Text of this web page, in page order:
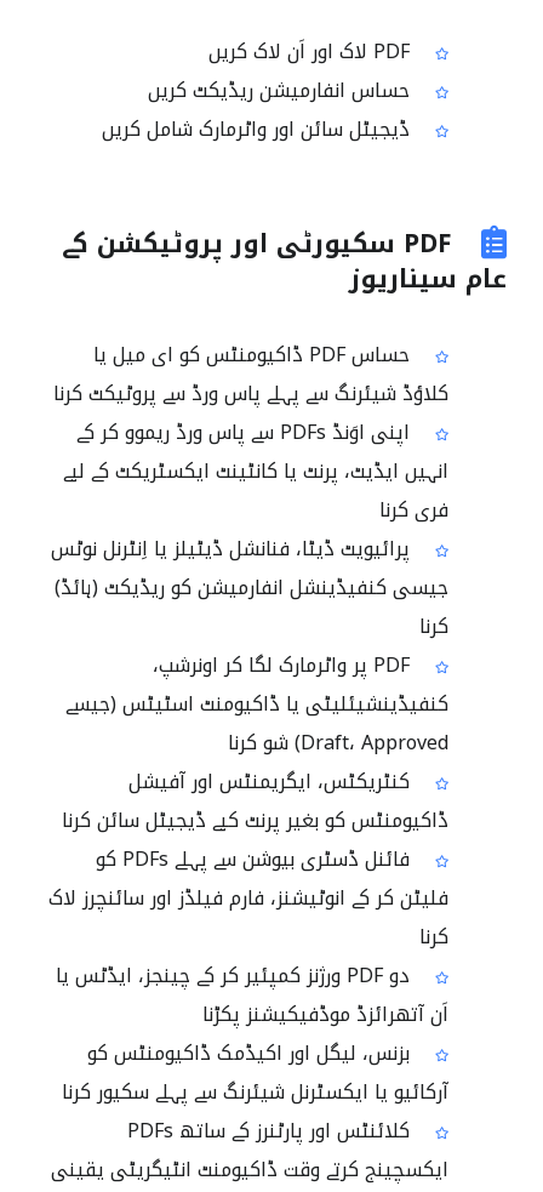
حساس انفارمیشن ریڈیکٹ کریں
ڈیجیٹل سائن اور واٹرمارک شامل کریں
PDF سکیورٹی اور پروٹیکشن کے
عام سیناریوز
حساس PDF ڈاکیومنٹس کو ای میل یا
کلاؤڈ شیئرنگ سے پہلے پاس ورڈ سے پروٹیکٹ کرنا
اپنی اوَنڈ PDFs سے پاس ورڈ ریموو کر کے
انہیں ایڈیٹ، پرنٹ یا کانٹینٹ ایکسٹریکٹ کے لیے
فری کرنا
پرائیویٹ ڈیٹا، فنانشل ڈیٹیلز یا اِنٹرنل نوٹس
جیسی کنفیڈینشل انفارمیشن کو ریڈیکٹ (ہائڈ)
کرنا
PDF پر واٹرمارک لگا کر اونرشپ،
کنفیڈینشیئلیٹی یا ڈاکیومنٹ اسٹیٹس (جیسے
Draft، Approved) شو کرنا
کنٹریکٹس، ایگریمنٹس اور آفیشل
ڈاکیومنٹس کو بغیر پرنٹ کیے ڈیجیٹل سائن کرنا
فائنل ڈسٹری بیوشن سے پہلے PDFs کو
فلیٹن کر کے انوٹیشنز، فارم فیلڈز اور سائنچرز لاک
کرنا
دو PDF ورژنز کمپئیر کر کے چینجز، ایڈٹس یا
اَن آتھرائزڈ موڈفیکیشنز پکڑنا
بزنس، لیگل اور اکیڈمک ڈاکیومنٹس کو
آرکائیو یا ایکسٹرنل شیئرنگ سے پہلے سکیور کرنا
کلائنٹس اور پارٹنرز کے ساتھ PDFs
ایکسچینج کرتے وقت ڈاکیومنٹ انٹیگریٹی یقینی